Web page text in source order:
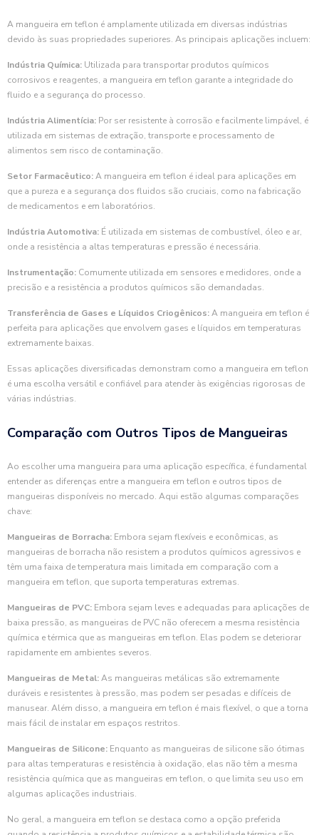
A mangueira em teflon é amplamente utilizada em diversas indústrias
devido às suas propriedades superiores. As principais aplicações incluem:
Indústria Química: Utilizada para transportar produtos químicos
corrosivos e reagentes, a mangueira em teflon garante a integridade do
fluido e a segurança do processo.
Indústria Alimentícia: Por ser resistente à corrosão e facilmente limpável, é
utilizada em sistemas de extração, transporte e processamento de
alimentos sem risco de contaminação.
Setor Farmacêutico:A mangueira em teflon é ideal para aplicações em
que a pureza e a segurança dos fluidos são cruciais, como na fabricação
de medicamentos e em laboratórios.
Indústria Automotiva: É utilizada em sistemas de combustível, óleo e ar,
onde a resistência a altas temperaturas e pressão é necessária.
Instrumentação: Comumente utilizada em sensores e medidores, onde a
precisão e a resistência a produtos químicos são demandadas.
Transferência de Gases e Líquidos Criogênicos:A mangueira em teflon é
perfeita para aplicações que envolvem gases e líquidos em temperaturas
extremamente baixas.
Essas aplicações diversificadas demonstram como a mangueira em teflon
é uma escolha versátil e confiável para atender às exigências rigorosas de
várias indústrias.
Comparação com Outros Tipos de Mangueiras
Ao escolher uma mangueira para uma aplicação específica, é fundamental
entender as diferenças entre a mangueira em teflon e outros tipos de
mangueiras disponíveis no mercado. Aqui estão algumas comparações
chave:
Mangueiras de Borracha: Embora sejam flexíveis e econômicas, as
mangueiras de borracha não resistem a produtos químicos agressivos e
têm uma faixa de temperatura mais limitada em comparação com a
mangueira em teflon, que suporta temperaturas extremas.
Mangueiras de PVC: Embora sejam leves e adequadas para aplicações de
baixa pressão, as mangueiras de PVC não oferecem a mesma resistência
química e térmica que as mangueiras em teflon. Elas podem se deteriorar
rapidamente em ambientes severos.
Mangueiras de Metal:As mangueiras metálicas são extremamente
duráveis e resistentes à pressão, mas podem ser pesadas e difíceis de
manusear. Além disso, a mangueira em teflon é mais flexível, o que a torna
mais fácil de instalar em espaços restritos.
Mangueiras de Silicone: Enquanto as mangueiras de silicone são ótimas
para altas temperaturas e resistência à oxidação, elas não têm a mesma
resistência química que as mangueiras em teflon, o que limita seu uso em
algumas aplicações industriais.
No geral, a mangueira em teflon se destaca como a opção preferida